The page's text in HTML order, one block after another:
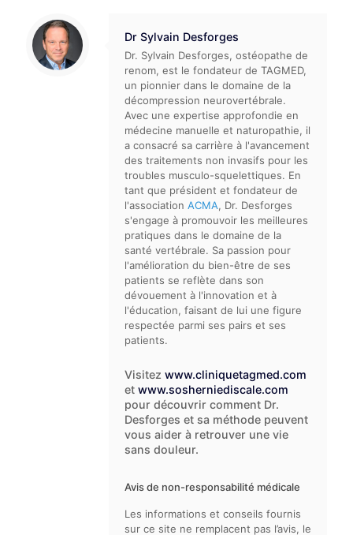
Dr Sylvain Desforges
Dr. Sylvain Desforges, ostéopathe de
renom, est le fondateur de TAGMED,
un pionnier dans le domaine de la
décompression neurovertébrale.
Avec une expertise approfondie en
médecine manuelle et naturopathie, il
a consacré sa carrière à l'avancement
des traitements non invasifs pour les
troubles musculo-squelettiques. En
tant que président et fondateur de
l'association ACMA, Dr. Desforges
s'engage à promouvoir les meilleures
pratiques dans le domaine de la
santé vertébrale. Sa passion pour
l'amélioration du bien-être de ses
patients se reflète dans son
dévouement à l'innovation et à
l'éducation, faisant de lui une figure
respectée parmi ses pairs et ses
patients.
Visitez www.cliniquetagmed.com
et www.sosherniediscale.com
pour découvrir comment Dr.
Desforges et sa méthode peuvent
vous aider à retrouver une vie
sans douleur.
Avis de non-responsabilité médicale
Les informations et conseils fournis
sur ce site ne remplacent pas l’avis, le